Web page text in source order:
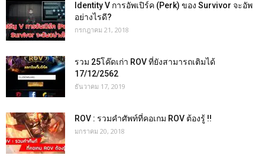
Identity V การอัพเปิร์ค (Perk) ของ Survivor จะอัพ
อย่างไรดี?
กรกฎาคม 21, 2018
รวม 25โค๊ดเก่า ROV ที่ยังสามารถเติมได้
17/12/2562
ธันวาคม 17, 2019
ROV : รวมคำศัพท์ที่คอเกม ROV ต้องรู้ !!
มกราคม 20, 2018